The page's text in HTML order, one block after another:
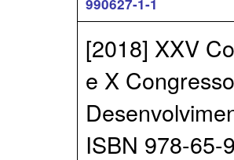
990627-1-1
[2018] XXV
e X
ISBN 978-65-